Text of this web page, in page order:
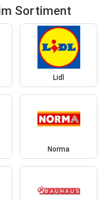
Sortiment
Lidl
Norma